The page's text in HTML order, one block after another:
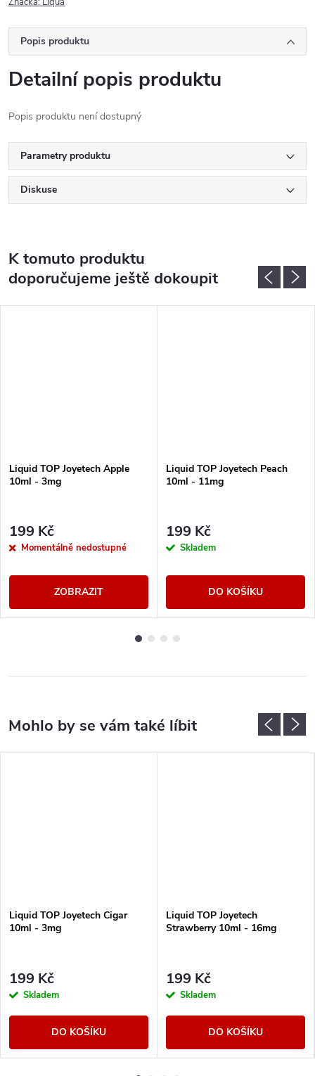
Popis produktu
Detailní popis produktu
Popis produktu není dostupný
Parametry produktu
Diskuse
K tomuto produktu
doporučujeme ještě dokoupit
Liquid TOP Joyetech Apple
10ml - 3mg
199 Kč
Momentálně nedostupné
ZOBRAZIT
Liquid TOP Joyetech Peach
10ml - 11mg
199 Kč
Skladem
DO KOŠÍKU
Liquid TOP Joyetech Cigar
10ml - 3mg
199 Kč
Skladem
DO KOŠÍKU
Liquid TOP Joyetech
Strawberry 10ml - 16mg
199 Kč
Skladem
DO KOŠÍKU